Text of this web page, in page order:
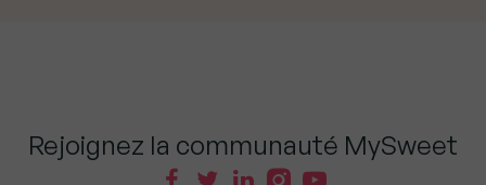
Rejoignez la communauté MySweet